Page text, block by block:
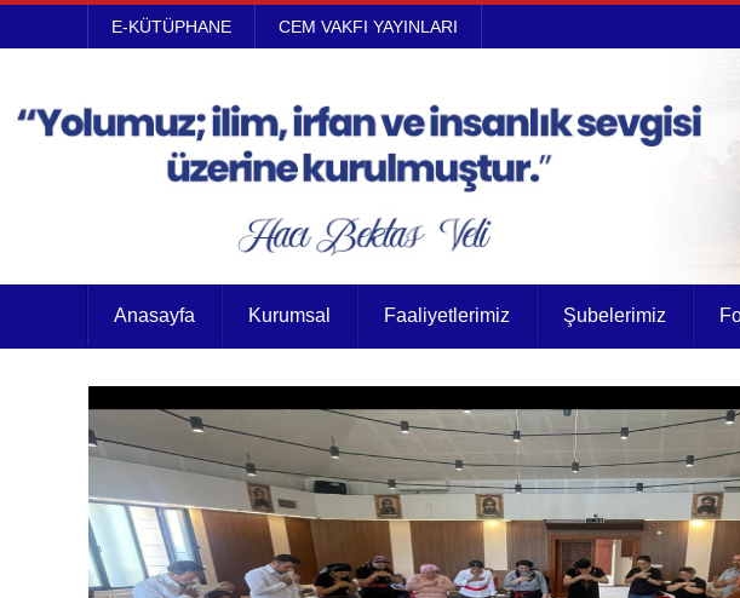
E-KÜTÜPHANE CEM VAKFI YAYINLARI
Anasayfa Kurumsal Faaliyetlerimiz Şubelerimiz